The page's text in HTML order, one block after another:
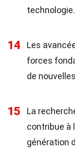
technologie.
14
Les
forces
de
15
La
contribue à
génération